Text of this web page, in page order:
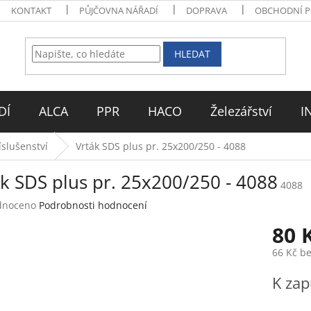
KONTAKT PŮJČOVNA NÁŘADÍ DOPRAVA OBCHODNÍ
HLEDAT
ALCA PPR HACO Železářství
Vrták SDS plus pr. 25x200/250 - 4088
SDS plus pr. 25x200/250 - 4088 4088
Podrobnosti hodnocení
80
66 Kč
cena:
K